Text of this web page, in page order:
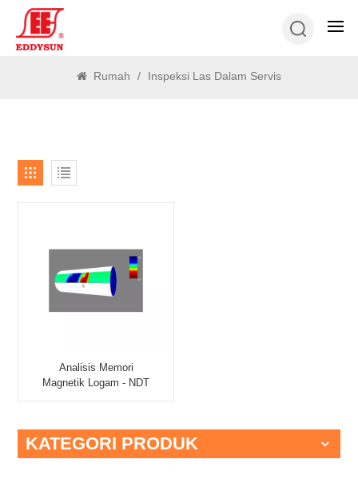
Rumah / Inspeksi Las Dalam Servis
Analisis Memori
Magnetik Logam - NDT
KATEGORI PRODUK